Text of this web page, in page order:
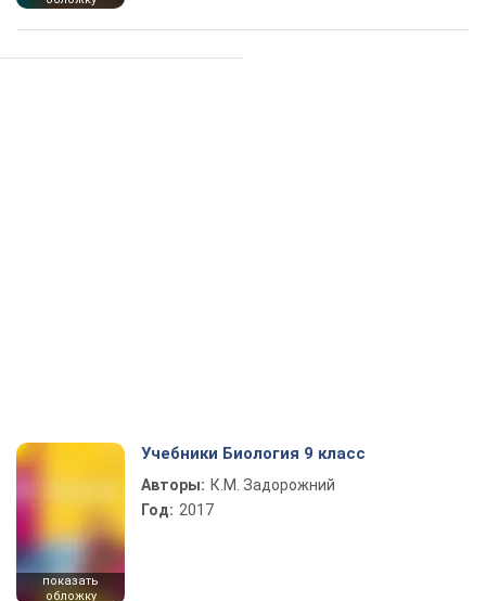
показать
обложку
Учебники Биология 9 класс
Авторы: К.М. Задорожний
Год: 2017